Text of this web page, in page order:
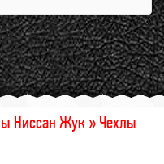
Ниссан Жук »Чехлы